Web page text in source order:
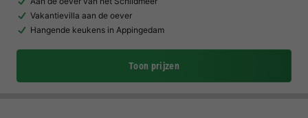
Vakantievilla aan de oever
Hangende keukens in Appingedam
Toon prijzen